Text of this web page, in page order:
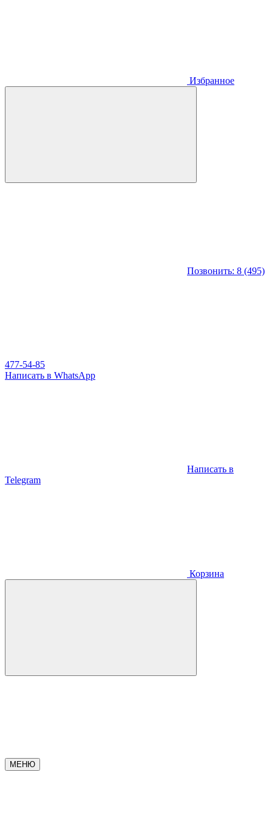
Избранное
Позвонить: 8 (495)
477-54-85
Написать в WhatsApp
Написать в
Telegram
Корзина
МЕНЮ